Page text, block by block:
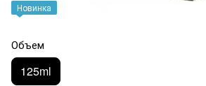
Новинка
Объем
125ml